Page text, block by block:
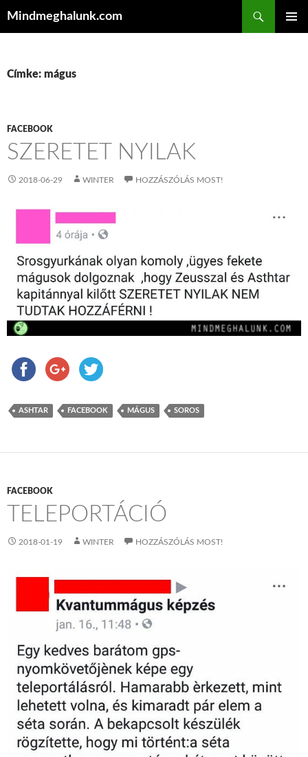
Mindmeghalunk.com
Címke: mágus
FACEBOOK
SZERETET NYILAK
2018-06-29 WINTER HOZZÁSZÓLÁS MOST!
ASHTAR FACEBOOK MÁGUS SOROS
FACEBOOK
TELEPORTÁCIÓ
2018-01-19 WINTER HOZZÁSZÓLÁS MOST!